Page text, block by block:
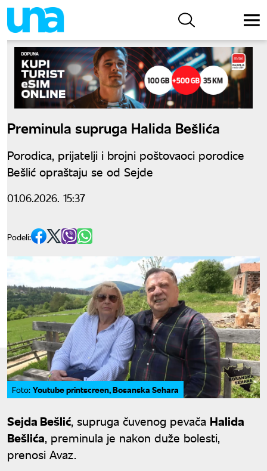
Preminula supruga Halida Bešlića
Porodica, prijatelji i brojni poštovaoci porodice
Bešlić opraštaju se od Sejde
01.06.2026. 15:37
Podeli:
Foto: Youtube printscreen, Bosanska Sehara
Sejda Bešlić, supruga čuvenog pevača Halida
Bešlića, preminula je nakon duže bolesti,
prenosi Avaz.